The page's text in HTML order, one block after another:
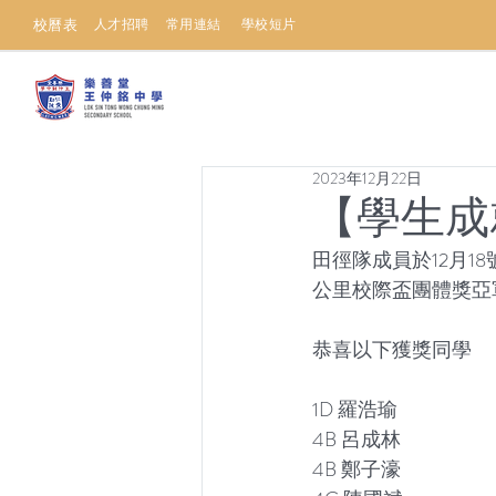
常用連結
人才招聘
校曆表 學校短片
【學生
2023年12月22日
田徑隊成員於12月
公里校際盃團體獎亞
恭喜以下獲獎同學
1D 羅浩瑜
4B 呂成林
4B 鄭子濠